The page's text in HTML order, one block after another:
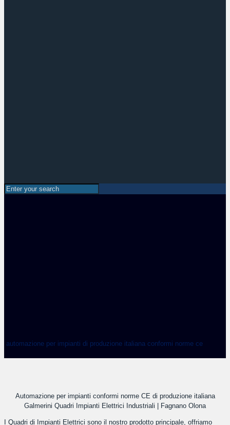
automazione per impianti di produzione italiana conformi norme ce
Automazione per impianti conformi norme CE di produzione italiana
Galmerini Quadri Impianti Elettrici Industriali | Fagnano Olona
I Quadri di Impianti Elettrici sono il nostro prodotto principale, offriamo